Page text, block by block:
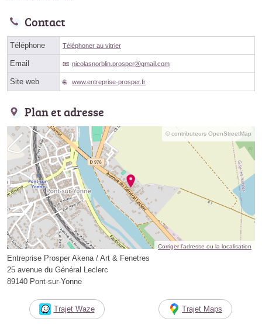
Contact
Téléphone Téléphoner au vitrier
Email nicolasnorblin.prosperⓐgmail.com
Site web www.entreprise-prosper.fr
Plan et adresse
© contributeurs OpenStreetMap
Corriger l’adresse ou la localisation
Entreprise Prosper Akena / Art & Fenetres
25 avenue du Général Leclerc
89140 Pont-sur-Yonne
Trajet Waze Trajet Maps